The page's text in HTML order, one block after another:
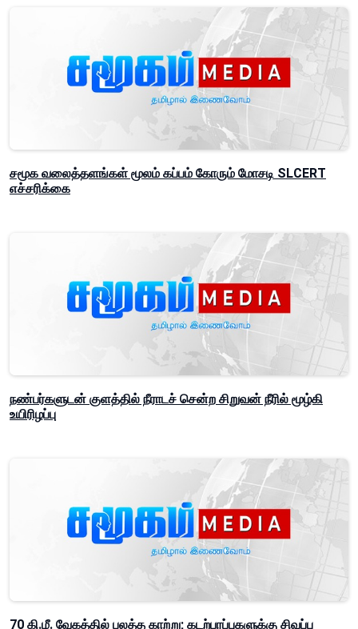
சமூக வலைத்தளங்கள் மூலம் கப்பம் கோரும் மோசடி SLCERT
எச்சரிக்கை
நண்பர்களுடன் குளத்தில் நீராடச் சென்ற சிறுவன் நீரில் மூழ்கி
உயிரிழப்பு
70 கி.மீ. வேகத்தில் பலத்த காற்று; கடற்பரப்புகளுக்கு சிவப்பு